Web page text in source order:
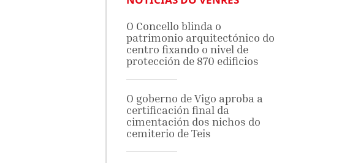
O Concello blinda o
patrimonio arquitectónico do
centro fixando o nivel de
protección de 870 edificios
O goberno de Vigo aproba a
certificación final da
cimentación dos nichos do
cemiterio de Teis